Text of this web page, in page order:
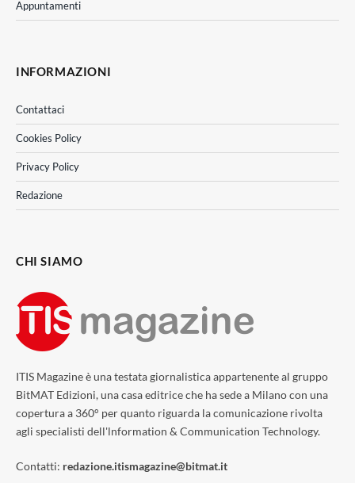
Appuntamenti
INFORMAZIONI
Contattaci
Cookies Policy
Privacy Policy
Redazione
CHI SIAMO
ITIS Magazine è una testata giornalistica appartenente al gruppo
BitMAT Edizioni, una casa editrice che ha sede a Milano con una
copertura a 360° per quanto riguarda la comunicazione rivolta
agli specialisti dell'lnformation & Communication Technology.
Contatti: redazione.itismagazine@bitmat.it